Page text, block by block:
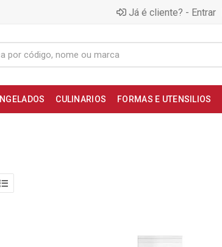
Já é cliente? - Entrar
CULINARIOS FORMAS E UTENSILIOS